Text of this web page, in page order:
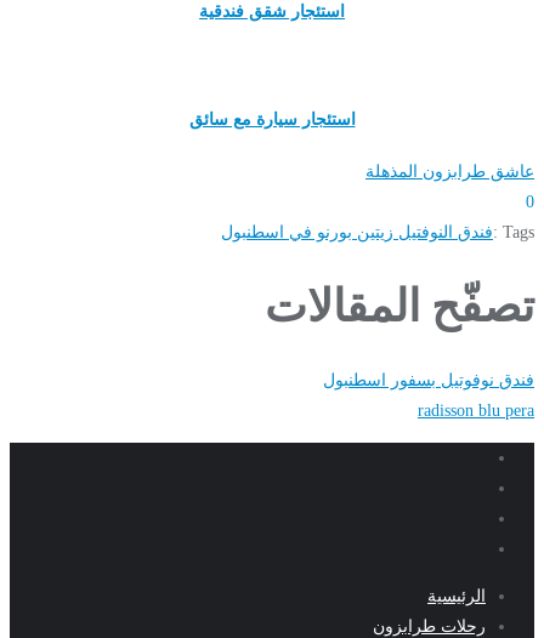
استئجار شقق فندقية
استئجار سيارة مع سائق
عاشق طرابزون المذهلة
0
Tags : فندق النوفتيل زيتين بورنو في اسطنبول
تصفّح المقالات
فندق نوفوتيل بسفور اسطنبول
radisson blu pera
الرئيسية
رحلات طرابزون